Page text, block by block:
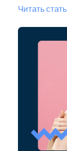
Читать